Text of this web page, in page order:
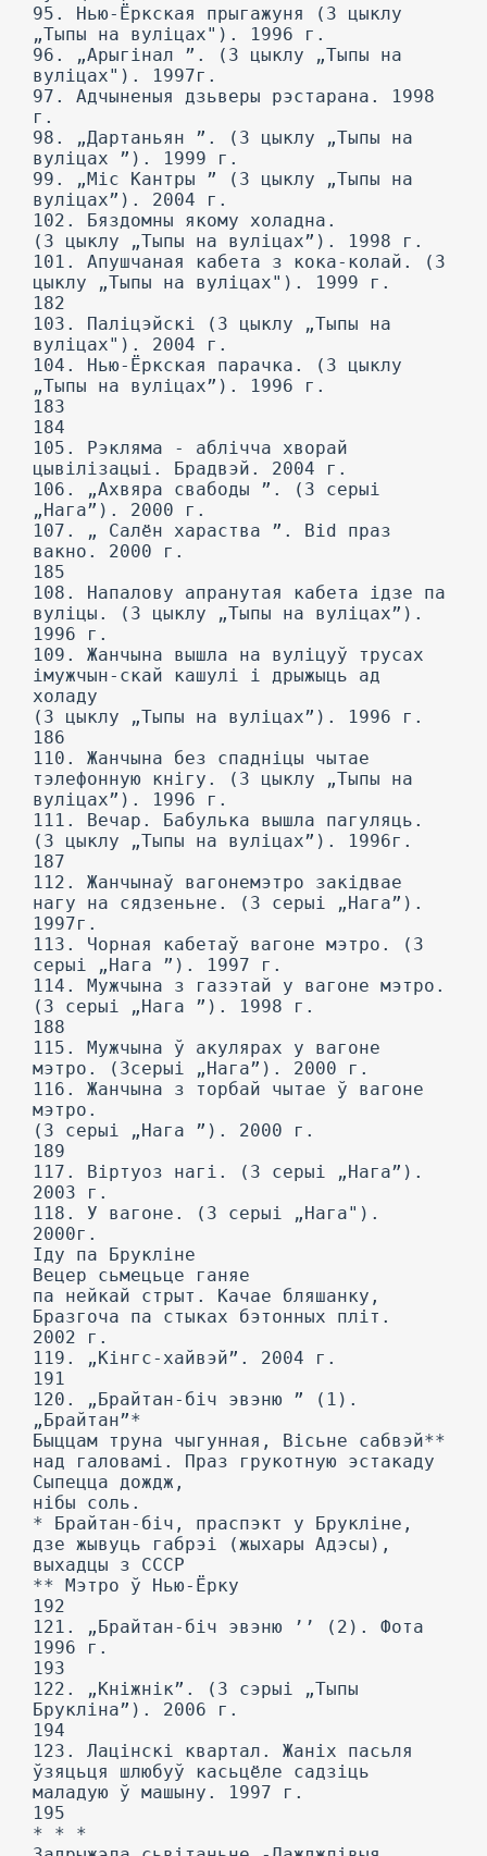
95. Нью-Ёркская прыгажуня (3 цыклу
„Тыпы на вуліцах"). 1996 г.
96. „Арыгінал ”. (3 цыклу „Тыпы на
вуліцах"). 1997г.
97. Адчыненыя дзьверы рэстарана. 1998
г.
98. „Дартаньян ”. (3 цыклу „Тыпы на
вуліцах ”). 1999 г.
99. „Міс Кантры ” (3 цыклу „Тыпы на
вуліцах”). 2004 г.
102. Бяздомны якому холадна.
(3 цыклу „Тыпы на вуліцах”). 1998 г.
101. Апушчаная кабета з кока-колай. (3
цыклу „Тыпы на вуліцах"). 1999 г.
182
103. Паліцэйскі (3 цыклу „Тыпы на
вуліцах"). 2004 г.
104. Нью-Ёркская парачка. (3 цыклу
„Тыпы на вуліцах”). 1996 г.
183
184
105. Рэкляма - аблічча хворай
цывілізацыі. Брадвэй. 2004 г.
106. „Ахвяра свабоды ”. (3 серыі
„Нага”). 2000 г.
107. „ Салён хараства ”. Bid праз
вакно. 2000 г.
185
108. Напалову апранутая кабета ідзе па
вуліцы. (3 цыклу „Тыпы на вуліцах”).
1996 г.
109. Жанчына вышла на вуліцуў трусах
імужчын-скай кашулі і дрыжыць ад
холаду
(3 цыклу „Тыпы на вуліцах”). 1996 г.
186
110. Жанчына без спадніцы чытае
тэлефонную кнігу. (3 цыклу „Тыпы на
вуліцах”). 1996 г.
111. Вечар. Бабулька вышла пагуляць.
(3 цыклу „Тыпы на вуліцах”). 1996г.
187
112. Жанчынаў вагонемэтро закідвае
нагу на сядзеньне. (3 серыі „Нага”).
1997г.
113. Чорная кабетаў вагоне мэтро. (3
серыі „Нага ”). 1997 г.
114. Мужчына з газэтай у вагоне мэтро.
(3 серыі „Нага ”). 1998 г.
188
115. Мужчына ў акулярах у вагоне
мэтро. (3серыі „Нага”). 2000 г.
116. Жанчына з торбай чытае ў вагоне
мэтро.
(3 серыі „Нага ”). 2000 г.
189
117. Віртуоз нагі. (3 серыі „Нага”).
2003 г.
118. У вагоне. (3 серыі „Нага").
2000г.
Іду па Брукліне
Вецер сьмецьце ганяе
па нейкай стрыт. Качае бляшанку,
Бразгоча па стыках бэтонных пліт.
2002 г.
119. „Кінгс-хайвэй”. 2004 г.
191
120. „Брайтан-біч эвэню ” (1).
„Брайтан”*
Быццам труна чыгунная, Вісьне сабвэй**
над галовамі. Праз грукотную эстакаду
Сыпецца дождж,
нібы соль.
* Брайтан-біч, праспэкт у Брукліне,
дзе жывуць габрэі (жыхары Адэсы),
выхадцы з СССР
** Мэтро ў Нью-Ёрку
192
121. „Брайтан-біч эвэню ’’ (2). Фота
1996 г.
193
122. „Кніжнік”. (3 сэрыі „Тыпы
Брукліна”). 2006 г.
194
123. Лацінскі квартал. Жаніх пасьля
ўзяцьця шлюбуў касьцёле садзіць
маладую ў машыну. 1997 г.
195
* * *